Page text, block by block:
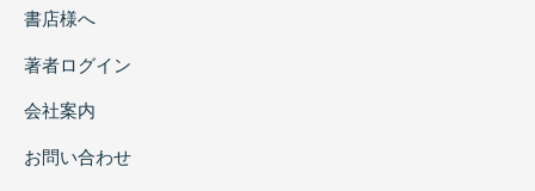
書店様へ
著者ログイン
会社案内
お問い合わせ